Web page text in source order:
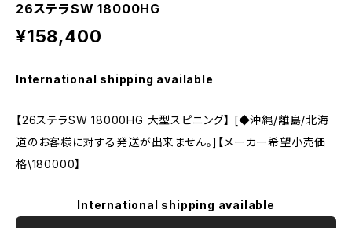
26ステラSW 18000HG
¥158,400
International shipping available
【26ステラSW 18000HG 大型スピニング】 [◆沖縄/離島/北海
道のお客様に対する発送が出来ません。]【メーカー希望小売価
格\180000】
International shipping available